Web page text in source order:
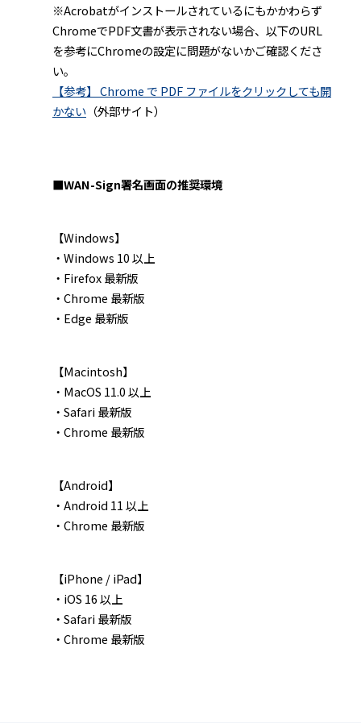
※Acrobatがインストールされているにもかかわらず
ChromeでPDF文書が表示されない場合、以下のURL
を参考にChromeの設定に問題がないかご確認くださ
い。
【参考】 Chrome で PDF ファイルをクリックしても開
かない （外部サイト）
■WAN-Sign署名画面の推奨環境
【Windows】
・Windows 10 以上
・Firefox 最新版
・Chrome 最新版
・Edge 最新版
【Macintosh】
・MacOS 11.0 以上
・Safari 最新版
・Chrome 最新版
【Android】
・Android 11 以上
・Chrome 最新版
【iPhone / iPad】
・iOS 16 以上
・Safari 最新版
・Chrome 最新版